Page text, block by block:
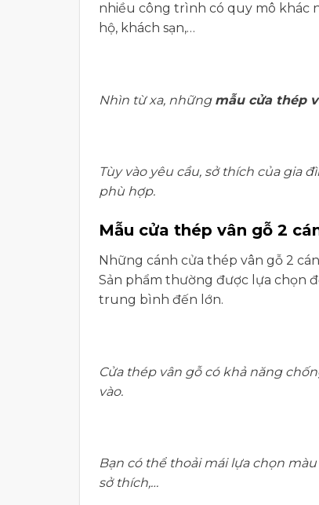
nhiều công trình có quy mô khác
hộ, khách sạn,…
Nhìn từ xa, những mẫu cửa thép
Tùy vào yêu cầu, sở thích của gia
phù hợp.
Mẫu cửa thép vân gỗ 2
Những cánh cửa thép vân gỗ 2
Sản phẩm thường được lựa chọn
trung bình đến lớn.
Cửa thép vân gỗ có khả năng
vào.
Bạn có thể thoải mái lựa chọn
sở thích,…